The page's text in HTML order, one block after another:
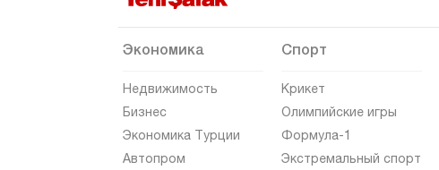
Газиантеп
Гиресун
Хаккяри
Хатай
Экономика
Недвижимость
Бизнес
Экономика Турции
Автопром
Спорт
Крикет
Олимпийские игры
Формула-1
Экстремальный спорт